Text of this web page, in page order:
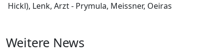
Hickl), Lenk, Arzt - Prymula, Meissner, Oeiras
Weitere News